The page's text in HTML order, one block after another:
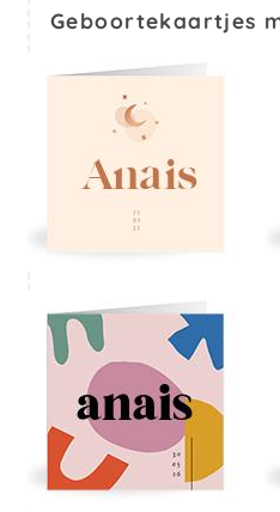
Geboortekaartjes